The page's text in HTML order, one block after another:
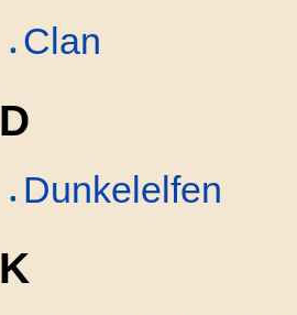
Clan
D
Dunkelelfen
K